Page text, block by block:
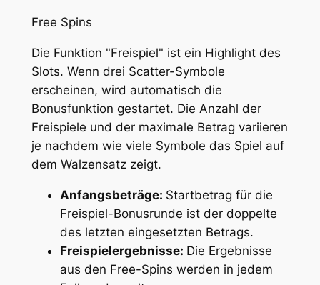
Free Spins
Die Funktion "Freispiel" ist ein Highlight des
Slots. Wenn drei Scatter-Symbole
erscheinen, wird automatisch die
Bonusfunktion gestartet. Die Anzahl der
Freispiele und der maximale Betrag variieren
je nachdem wie viele Symbole das Spiel auf
dem Walzensatz zeigt.
Anfangsbeträge: Startbetrag für die
Freispiel-Bonusrunde ist der doppelte
des letzten eingesetzten Betrags.
Freispielergebnisse: Die Ergebnisse
aus den Free-Spins werden in jedem